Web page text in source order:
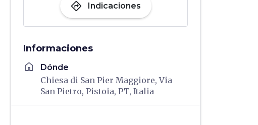
directions Indicaciones
Informaciones
home Dónde
Chiesa di San Pier Maggiore, Via
San Pietro, Pistoia, PT, Italia